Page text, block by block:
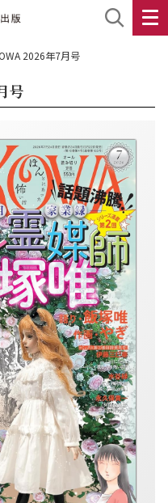
2026年7月号
号